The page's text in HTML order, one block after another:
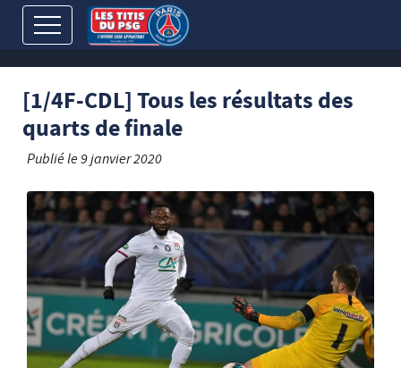
[1/4F-CDL] Tous les résultats des
quarts de finale
Publié le9 janvier 2020